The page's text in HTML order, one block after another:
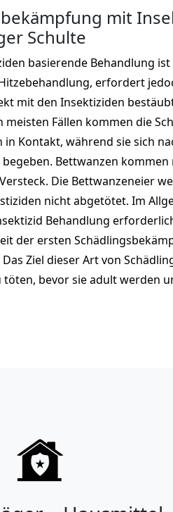
mit
Schulte
basierende Behandlung
erfordert
mit den Insektiziden
meisten Fällen kommen die
in Kontakt, während sie sich
Bettwanzen
Die Bettwanzeneier
nicht abgetötet. Im
Behandlung
der ersten
Ziel dieser Art von
töten, bevor sie adult werden